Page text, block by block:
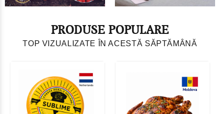
PRODUSE POPULARE
TOP VIZUALIZATE ÎN ACESTĂ SĂPTĂMÂNĂ